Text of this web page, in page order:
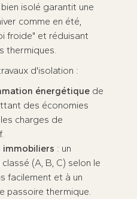
isolé garantit une
comme en été,
froide" et réduisant
thermiques.
d'isolation :
énergétiquede
des économies
charges de
immobiliers : un
(A, B, C) selon le
facilement et à un
passoire thermique.